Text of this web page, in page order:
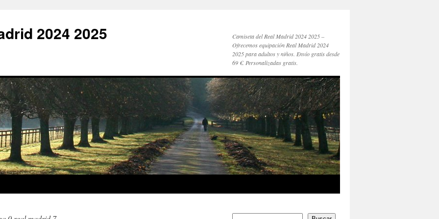
2024 2025
Camiseta del Real Madrid 2024 2025 –
Ofrecemos equipación Real Madrid 2024
2025 para adultos y niños. Envío gratis desde
69 €. Personalizadas gratis.